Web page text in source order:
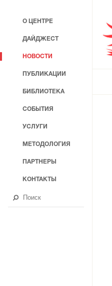
О ЦЕНТРЕ
ДАЙДЖЕСТ
НОВОСТИ
ПУБЛИКАЦИИ
БИБЛИОТЕКА
СОБЫТИЯ
УСЛУГИ
МЕТОДОЛОГИЯ
ПАРТНЕРЫ
КОНТАКТЫ